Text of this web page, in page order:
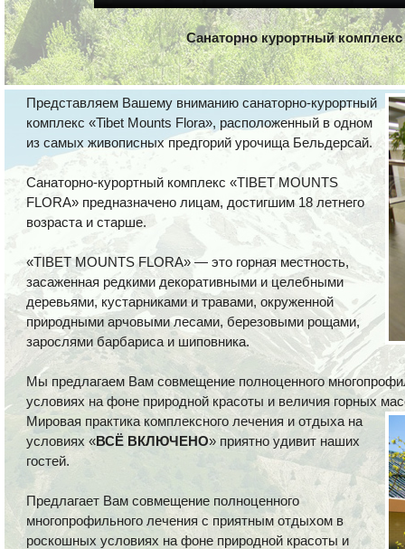
Санаторно курортный
Представляем Вашему вниманию санаторно-курортный
комплекс «Tibet Mounts Flora», расположенный в одном
из самых живописных предгорий урочища Бельдерсай.
Санаторно-курортный комплекс «TIBET MOUNTS
FLORA» предназначено лицам, достигшим 18 летнего
возраста и старше.
«TIBET MOUNTS FLORA» — это горная местность,
засаженная редкими декоративными и целебными
деревьями, кустарниками и травами, окруженной
природными арчовыми лесами, березовыми рощами,
зарослями барбариса и шиповника.
Мы предлагаем Вам совмещение полноценного
условиях на фоне природной красоты и величия горных
Мировая практика комплексного лечения и отдыха на
условиях «ВСЁ ВКЛЮЧЕНО» приятно удивит наших
гостей.
Предлагает Вам совмещение полноценного
многопрофильного лечения с приятным отдыхом в
роскошных условиях на фоне природной красоты и